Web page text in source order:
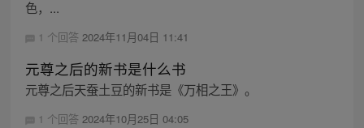
色，...
1 个回答 2024年11月04日 11:41
元尊之后的新书是什么书
元尊之后天蚕土豆的新书是《万相之王》。
1 个回答 2024年10月25日 04:05